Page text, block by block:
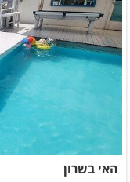
האי בשרון